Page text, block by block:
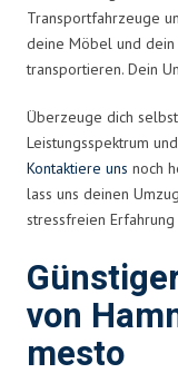
Transportfahrzeuge
deine Möbel und dein
transportieren. Dein
Überzeuge dich
Leistungsspektrum
Kontaktiere uns noch
lass uns deinen
stressfreien Erfahrung
von
mesto